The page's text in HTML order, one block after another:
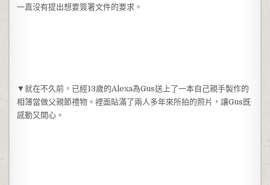
一直沒有提出想要簽署文件的要求。
▼就在不久前，已經13歲的Alexa為Gus送上了一本自己親手製作的
相簿當做父親節禮物。裡面貼滿了兩人多年來所拍的照片，讓Gus既
感動又開心。